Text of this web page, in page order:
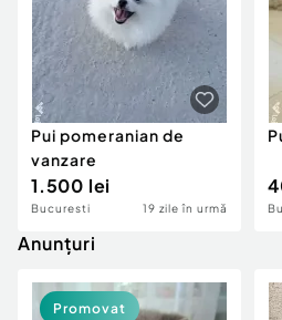
Pui pomeranian de
vanzare
1.500 lei
Bucuresti 19 zile în urmă
Anunțuri
Promovat